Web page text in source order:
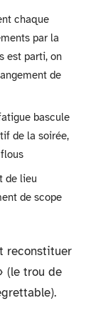
chaque
par la
est parti, on
de
bascule
de la soirée,
de lieu
de scope
reconstituer
(le trou de